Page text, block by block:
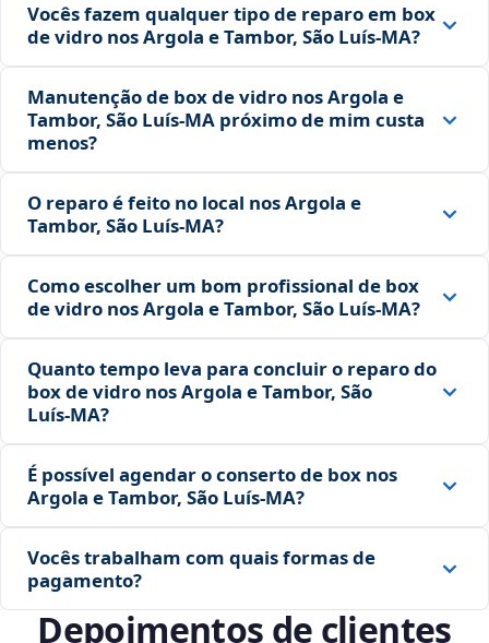
Vocês fazem qualquer tipo de reparo em box
de vidro nos Argola e Tambor, São Luís‑MA?
Manutenção de box de vidro nos Argola e
Tambor, São Luís‑MA próximo de mim custa
menos?
O reparo é feito no local nos Argola e
Tambor, São Luís‑MA?
Como escolher um bom profissional de box
de vidro nos Argola e Tambor, São Luís‑MA?
Quanto tempo leva para concluir o reparo do
box de vidro nos Argola e Tambor, São
Luís‑MA?
É possível agendar o conserto de box nos
Argola e Tambor, São Luís‑MA?
Vocês trabalham com quais formas de
pagamento?
Depoimentos de clientes